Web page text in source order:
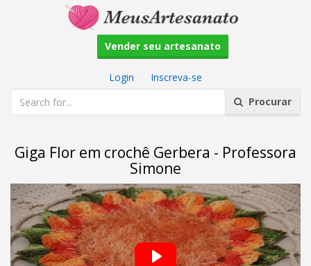
Vender seu artesanato
Login
Inscreva-se
Procurar
Giga Flor em crochê Gerbera - Professora
Simone